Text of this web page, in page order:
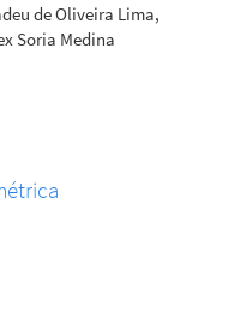
de Oliveira Lima,
Soria Medina